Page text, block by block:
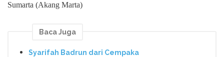
Sumarta (Akang Marta)
Baca Juga
Syarifah Badrun dari Cempaka